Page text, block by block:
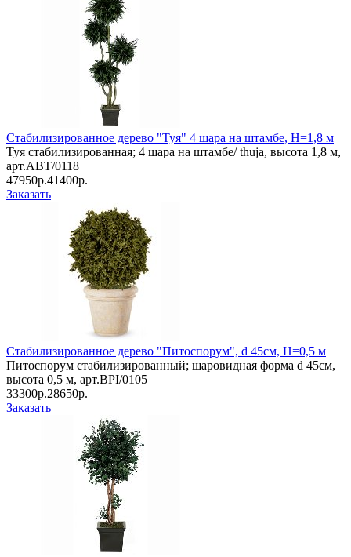
Стабилизированное дерево "Туя" 4 шара на штамбе, Н=1,8 м
Туя стабилизированная; 4 шара на штамбе/ thuja, высота 1,8 м,
арт.ABT/0118
47950р.41400р.
Заказать
Стабилизированное дерево "Питоспорум", d 45см, Н=0,5 м
Питоспорум стабилизированный; шаровидная форма d 45см,
высота 0,5 м, арт.BPI/0105
33300р.28650р.
Заказать